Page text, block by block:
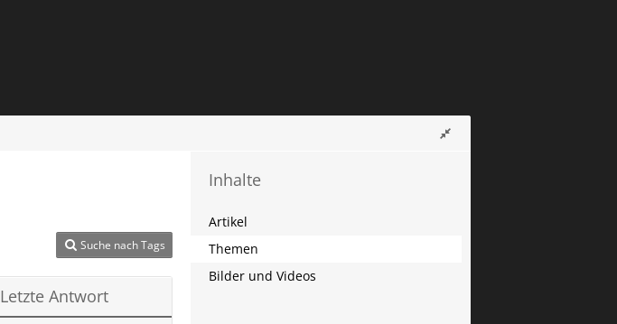
Suche nach Tags
Letzte Antwort
Inhalte
Artikel
Themen
Bilder und Videos